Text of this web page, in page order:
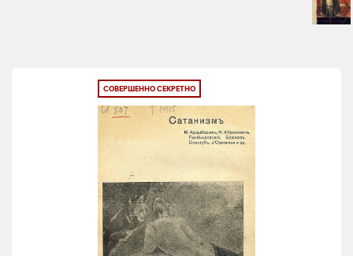
СОВЕРШЕННО СЕКРЕТНО